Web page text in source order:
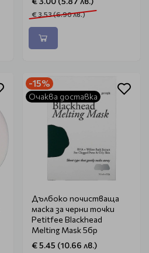
€ 3.53 (6.90 лв.)
-15%
Очаква доставка
Дълбоко почистваща
маска за черни точки
Petitfee Blackhead
Melting Mask 5бр
€ 5.45 (10.66 лв.)